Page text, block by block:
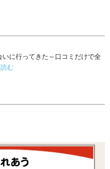
に行ってきた～口コミだけで全
読む